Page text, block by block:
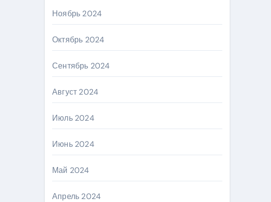
Ноябрь 2024
Октябрь 2024
Сентябрь 2024
Август 2024
Июль 2024
Июнь 2024
Май 2024
Апрель 2024